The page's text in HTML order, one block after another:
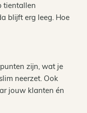
tientallen
blijft erg leeg. Hoe
zijn, wat je
neerzet. Ook
jouw klanten én